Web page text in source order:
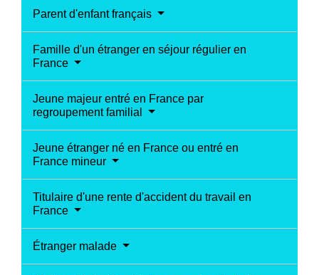
Parent d'enfant français
Famille d'un étranger en séjour régulier en
France
Jeune majeur entré en France par
regroupement familial
Jeune étranger né en France ou entré en
France mineur
Titulaire d'une rente d'accident du travail en
France
Étranger malade